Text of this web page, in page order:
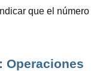
que el número
Operaciones